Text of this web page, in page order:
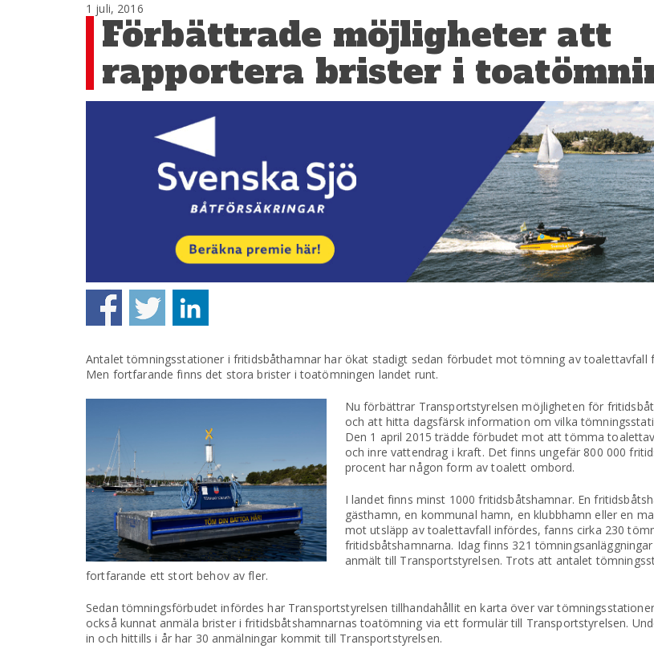
1 juli, 2016
Förbättrade möjligheter att
rapportera brister i
Antalet tömningsstationer i fritidsbåthamnar har ökat stadigt sedan förbudet mot tömning av toalettavfall
Men fortfarande finns det stora brister i toatömningen landet runt.
Nu förbättrar Transportstyrelsen möjligheten för
och att hitta dagsfärsk information om vilka
Den 1 april 2015 trädde förbudet mot att tömma
och inre vattendrag i kraft. Det finns ungefär 800 000
procent har någon form av toalett ombord.
I landet finns minst 1000 fritidsbåtshamnar. En
gästhamn, en kommunal hamn, en klubbhamn eller en
mot utsläpp av toalettavfall infördes, fanns cirka 230
fritidsbåtshamnarna. Idag finns 321
anmält till Transportstyrelsen. Trots att antalet
fortfarande ett stort behov av fler.
Sedan tömningsförbudet infördes har Transportstyrelsen tillhandahållit en karta över var
också kunnat anmäla brister i fritidsbåtshamnarnas toatömning via ett formulär till Transportstyrelsen.
in och hittills i år har 30 anmälningar kommit till Transportstyrelsen.